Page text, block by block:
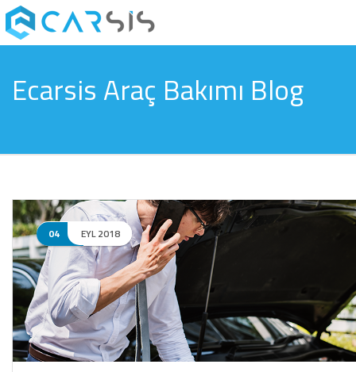
Ecarsis Araç Bakımı Blog
04 EYL 2018